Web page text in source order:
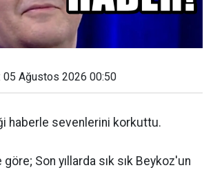
05 Ağustos 2026 00:50
haberle sevenlerini korkuttu.
göre; Son yıllarda sık sık Beykoz'un